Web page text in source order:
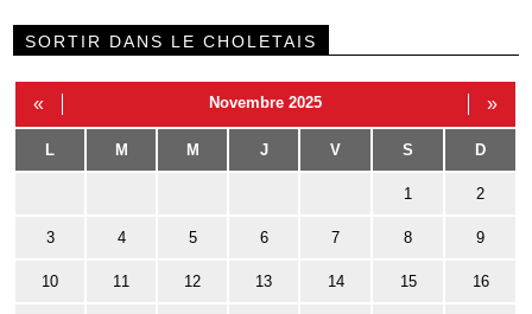
SORTIR DANS LE CHOLETAIS
« Novembre 2025 »
L M M J V S D
1 2
3 4 5 6 7 8 9
10 11 12 13 14 15 16